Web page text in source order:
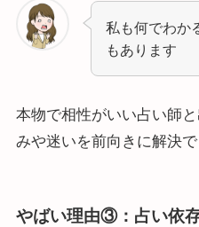
私も何でわか
もあります
本物で相性がいい占い師
みや迷いを前向きに解決
やばい理由③：占い依